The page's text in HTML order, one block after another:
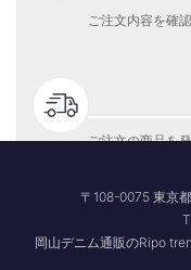
ご注文内容を確
ご注文の商品を
〒108-0075 東京
岡山デニム通販のRipo